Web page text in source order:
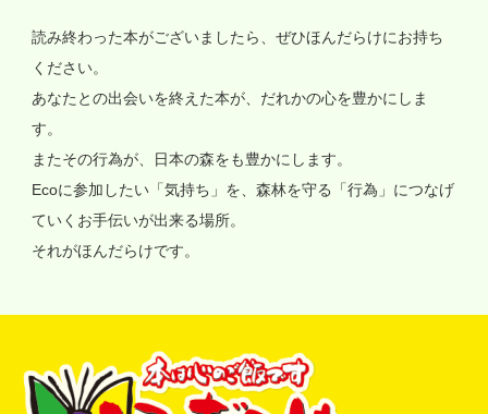
読み終わった本がございましたら、ぜひほんだらけにお持ち
ください。
あなたとの出会いを終えた本が、だれかの心を豊かにしま
す。
またその行為が、日本の森をも豊かにします。
Ecoに参加したい「気持ち」を、森林を守る「行為」につなげ
ていくお手伝いが出来る場所。
それがほんだらけです。